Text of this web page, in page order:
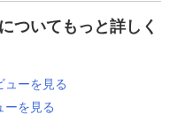
ついてもっと詳しく
ューを見る
ーを見る